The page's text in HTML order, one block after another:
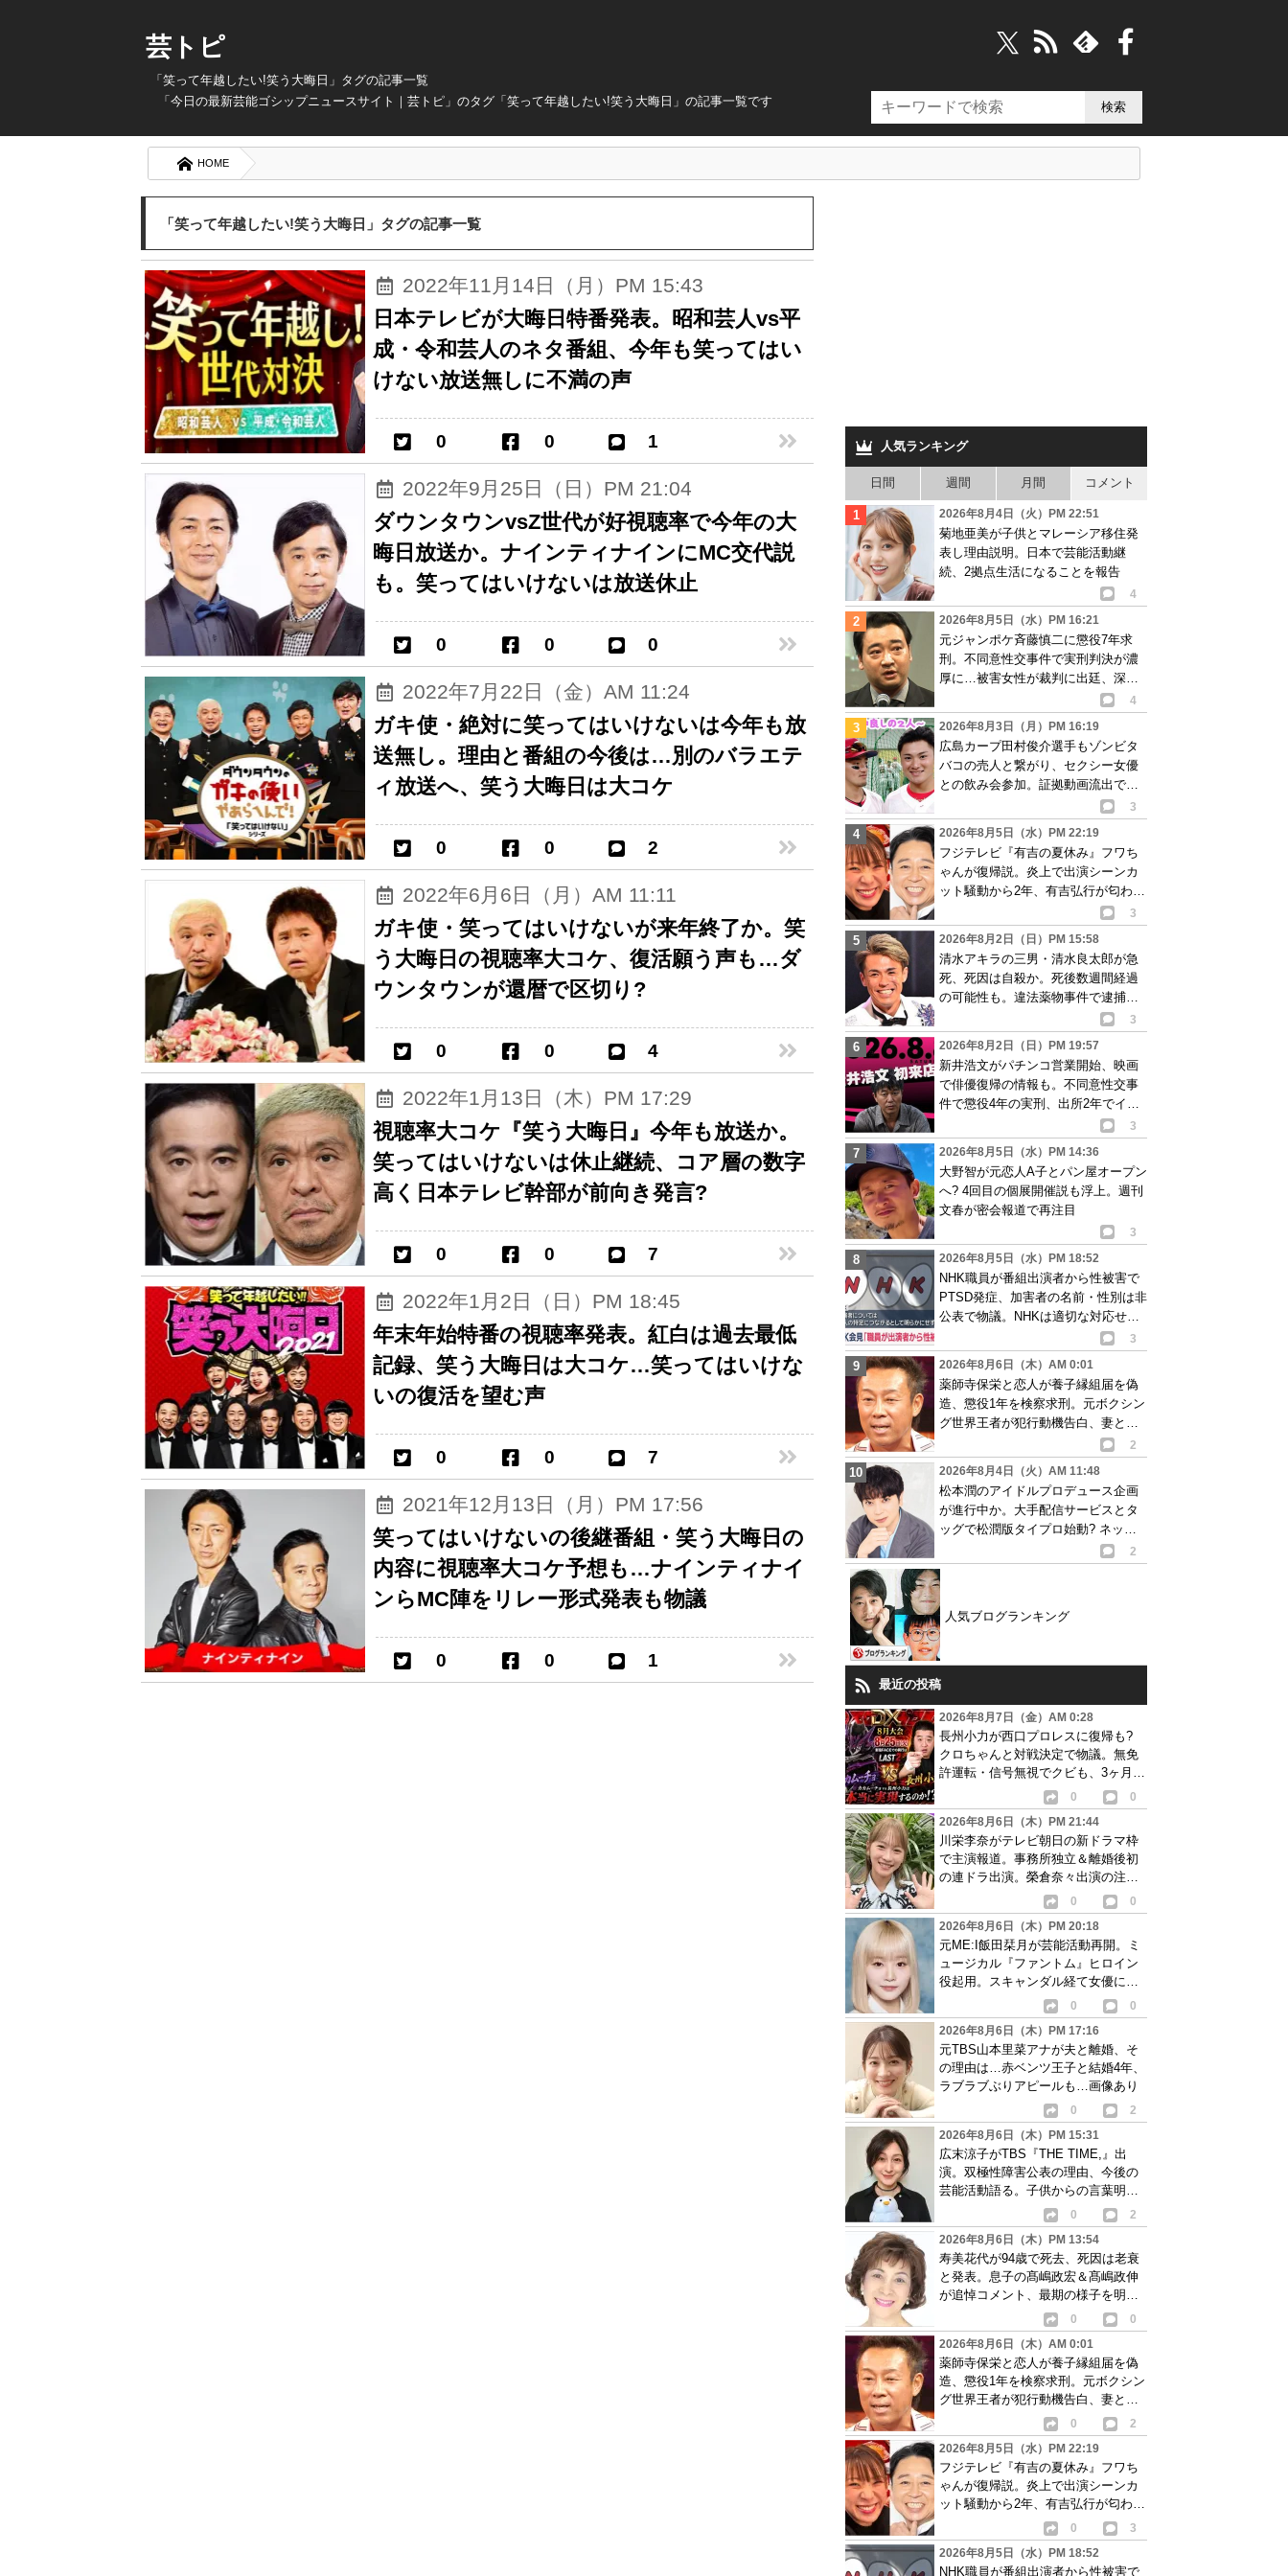
芸トピ
「笑って年越したい!笑う大晦日」タグの記事一覧
「今日の最新芸能ゴシップニュースサイト｜芸トピ」のタグ「笑って年越したい!笑う大晦日」の記事一覧です
HOME
「笑って年越したい!笑う大晦日」タグの記事一覧
2022年11月14日（月）PM 15:43
日本テレビが大晦日特番発表。昭和芸人vs平
成・令和芸人のネタ番組、今年も笑ってはい
けない放送無しに不満の声
0 0 1
2022年9月25日（日）PM 21:04
ダウンタウンvsZ世代が好視聴率で今年の大
晦日放送か。ナインティナインにMC交代説
も。笑ってはいけないは放送休止
0 0 0
2022年7月22日（金）AM 11:24
ガキ使・絶対に笑ってはいけないは今年も放
送無し。理由と番組の今後は…別のバラエテ
ィ放送へ、笑う大晦日は大コケ
0 0 2
2022年6月6日（月）AM 11:11
ガキ使・笑ってはいけないが来年終了か。笑
う大晦日の視聴率大コケ、復活願う声も…ダ
ウンタウンが還暦で区切り?
0 0 4
2022年1月13日（木）PM 17:29
視聴率大コケ『笑う大晦日』今年も放送か。
笑ってはいけないは休止継続、コア層の数字
高く日本テレビ幹部が前向き発言?
0 0 7
2022年1月2日（日）PM 18:45
年末年始特番の視聴率発表。紅白は過去最低
記録、笑う大晦日は大コケ…笑ってはいけな
いの復活を望む声
0 0 7
2021年12月13日（月）PM 17:56
笑ってはいけないの後継番組・笑う大晦日の
内容に視聴率大コケ予想も…ナインティナイ
ンらMC陣をリレー形式発表も物議
0 0 1
人気ランキング
日間 週間 月間 コメント
2026年8月4日（火）PM 22:51
菊地亜美が子供とマレーシア移住発
表し理由説明。日本で芸能活動継
続、2拠点生活になることを報告
4
2026年8月5日（水）PM 16:21
元ジャンポケ斉藤慎二に懲役7年求
刑。不同意性交事件で実刑判決が濃
厚に…被害女性が裁判に出廷、深刻
4
2026年8月3日（月）PM 16:19
広島カープ田村俊介選手もゾンビタ
バコの売人と繋がり、セクシー女優
との飲み会参加。証拠動画流出で波
3
2026年8月5日（水）PM 22:19
フジテレビ『有吉の夏休み』フワち
ゃんが復帰説。炎上で出演シーンカ
ット騒動から2年、有吉弘行が匂わせ
3
2026年8月2日（日）PM 15:58
清水アキラの三男・清水良太郎が急
死、死因は自殺か。死後数週間経過
の可能性も。違法薬物事件で逮捕、
3
2026年8月2日（日）PM 19:57
新井浩文がパチンコ営業開始、映画
で俳優復帰の情報も。不同意性交事
件で懲役4年の実刑、出所2年でイベ
3
2026年8月5日（水）PM 14:36
大野智が元恋人A子とパン屋オープン
へ? 4回目の個展開催説も浮上。週刊
文春が密会報道で再注目
3
2026年8月5日（水）PM 18:52
NHK職員が番組出演者から性被害で
PTSD発症、加害者の名前・性別は非
公表で物議。NHKは適切な対応せず
3
2026年8月6日（木）AM 0:01
薬師寺保栄と恋人が養子縁組届を偽
造、懲役1年を検察求刑。元ボクシン
グ世界王者が犯行動機告白、妻と離
2
2026年8月4日（火）AM 11:48
松本潤のアイドルプロデュース企画
が進行中か。大手配信サービスとタ
ッグで松潤版タイプロ始動? ネット
2
人気ブログランキング
最近の投稿
2026年8月7日（金）AM 0:28
長州小力が西口プロレスに復帰も?
クロちゃんと対戦決定で物議。無免
許運転・信号無視でクビも、3ヶ月で
0
0
2026年8月6日（木）PM 21:44
川栄李奈がテレビ朝日の新ドラマ枠
で主演報道。事務所独立＆離婚後初
の連ドラ出演。榮倉奈々出演の注目
0
0
2026年8月6日（木）PM 20:18
元ME:I飯田栞月が芸能活動再開。ミ
ュージカル『ファントム』ヒロイン
役起用。スキャンダル経て女優に転
0
0
2026年8月6日（木）PM 17:16
元TBS山本里菜アナが夫と離婚、そ
の理由は…赤ベンツ王子と結婚4年、
ラブラブぶりアピールも…画像あり
0
2
2026年8月6日（木）PM 15:31
広末涼子がTBS『THE TIME,』出
演。双極性障害公表の理由、今後の
芸能活動語る。子供からの言葉明か
0
2
2026年8月6日（木）PM 13:54
寿美花代が94歳で死去、死因は老衰
と発表。息子の髙嶋政宏＆髙嶋政伸
が追悼コメント、最期の様子を明か
0
0
2026年8月6日（木）AM 0:01
薬師寺保栄と恋人が養子縁組届を偽
造、懲役1年を検察求刑。元ボクシン
グ世界王者が犯行動機告白、妻と離
0
2
2026年8月5日（水）PM 22:19
フジテレビ『有吉の夏休み』フワち
ゃんが復帰説。炎上で出演シーンカ
ット騒動から2年、有吉弘行が匂わせ
0
3
2026年8月5日（水）PM 18:52
NHK職員が番組出演者から性被害で